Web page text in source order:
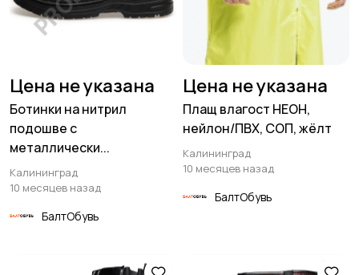
Цена не указана
Ботинки на нитрил
подошве с
металлически...
Калининград
10 месяцев назад
БалтОбувь
Цена не указана
Плащ влагост НЕОН,
нейлон/ПВХ, СОП, жёлт
Калининград
10 месяцев назад
БалтОбувь